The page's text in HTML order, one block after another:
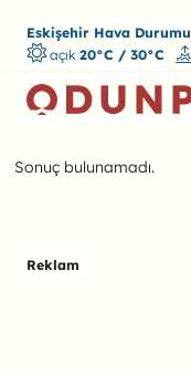
Eskişehir Hava Durumu
açık 20°C / 30°C
Sonuç bulunamadı.
Reklam